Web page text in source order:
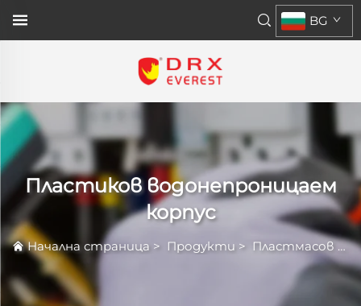
BG
Пластиков водонепроницаем
корпус
Начална страница > Продукти > Пластмасов Ограждан